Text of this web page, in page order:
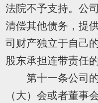
法院不予支持。公
清偿其他债务，提
司财产独立于自己
股东承担连带责任
第十一条公司的
（大）会或者董事